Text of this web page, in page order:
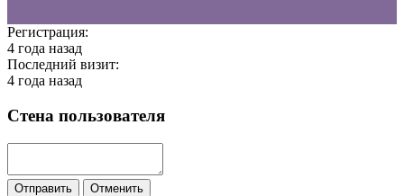
Регистрация:
4 года назад
Последний визит:
4 года назад
Стена пользователя
Отправить Отменить